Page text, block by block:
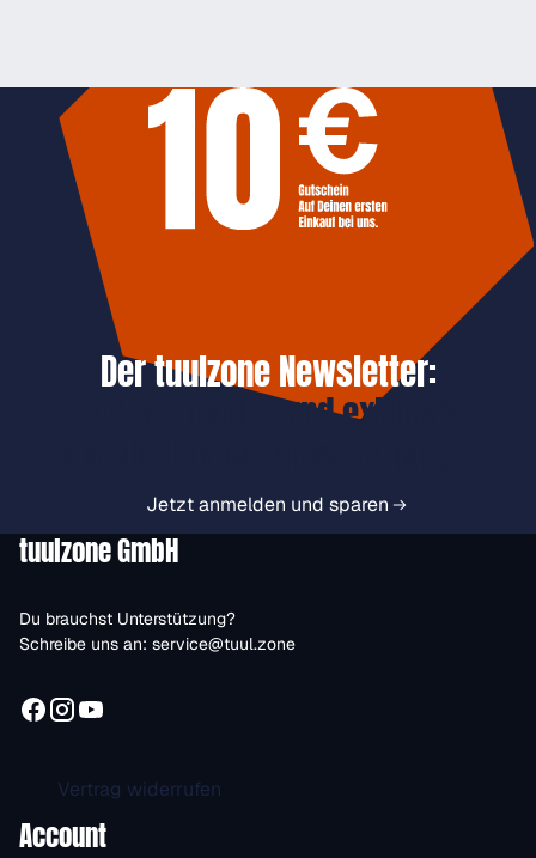
Der tuulzone Newsletter:
Jetzt anmelden und exklusive
Jetzt anmelden und sparen
tuulzone GmbH
Du brauchst Unterstützung?
Schreibe uns an: service@tuul.zone
Vertrag widerrufen
Account